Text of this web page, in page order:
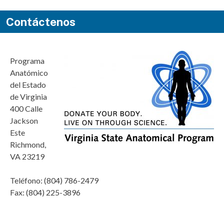
Contáctenos
Programa
Anatómico
del Estado
de Virginia
400 Calle
Jackson
Este
Richmond,
VA 23219
Teléfono: (804) 786-2479
Fax: (804) 225-3896